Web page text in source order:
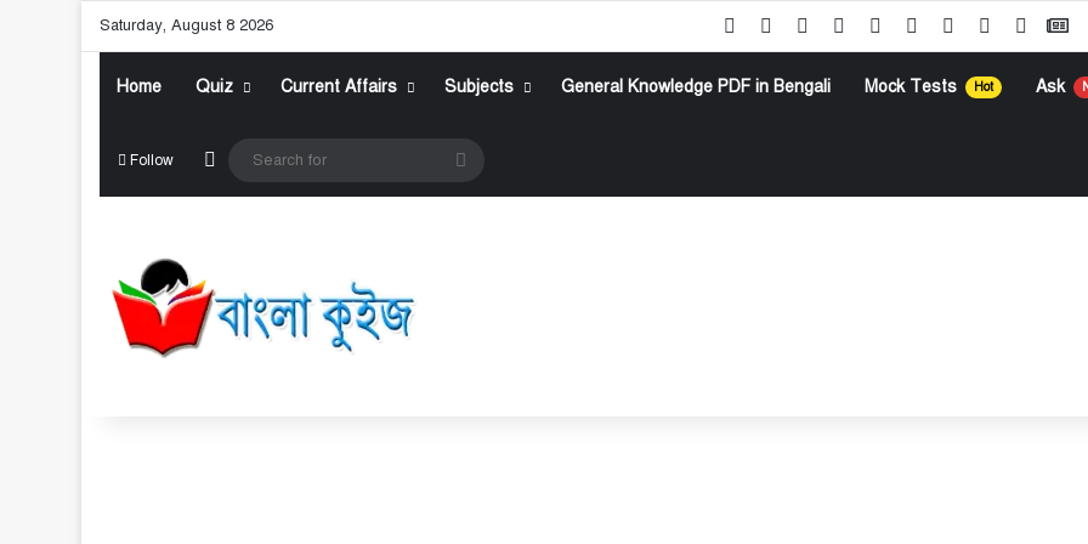
Saturday, August 8 2026 Facebook PinterestYouTubeInstagramGoogle Play
TelegramWhatsApp
RSS
Home Quiz Current Affairs Subjects General Knowledge PDF in Bengali Mock Tests Hot Ask
Follow Random Article
Search
for